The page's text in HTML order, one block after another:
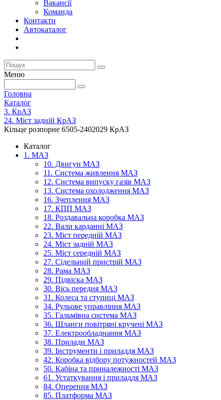
Вакансії
Команда
Контакти
Автокаталог
Меню
Головна
Каталог
3. КрАЗ
24. Міст задній КрАЗ
Кільце розпорне 6505-2402029 КрАЗ
Каталог
1. МАЗ
10. Двигун МАЗ
11. Система живлення МАЗ
12. Система випуску газів МАЗ
13. Система охолодження МАЗ
16. Зчеплення МАЗ
17. КПП МАЗ
18. Роздавальна коробка МАЗ
22. Вали карданні МАЗ
23. Міст передній МАЗ
24. Міст задній МАЗ
25. Міст середній МАЗ
27. Сідельний пристрій МАЗ
28. Рама МАЗ
29. Підвіска МАЗ
30. Вісь передня МАЗ
31. Колеса та ступиці МАЗ
34. Рульове управління МАЗ
35. Гальмівна система МАЗ
36. Шланги повітряні кручені МАЗ
37. Електрообладнання МАЗ
38. Прилади МАЗ
39. Інструменти і приладдя МАЗ
42. Коробка відбору потужностей МАЗ
50. Кабіна та приналежності МАЗ
61. Устаткування і приладдя МАЗ
84. Оперення МАЗ
85. Платформа МАЗ